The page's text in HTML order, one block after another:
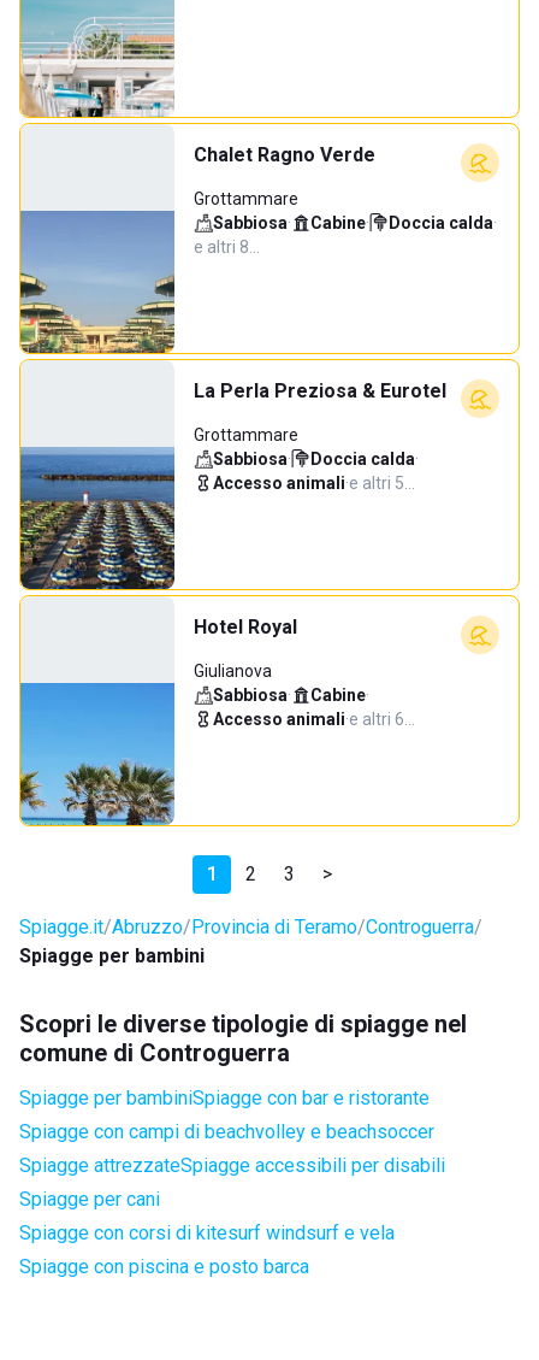
Chalet Ragno Verde
Grottammare
Sabbiosa· Cabine· Doccia calda·
e altri 8…
La Perla Preziosa & Eurotel
Grottammare
Sabbiosa· Doccia calda·
Accesso animali·e altri 5…
Hotel Royal
Giulianova
Sabbiosa· Cabine·
Accesso animali·e altri 6…
1 2 3 >
Spiagge.it Abruzzo Provincia di Teramo Controguerra
Spiagge per bambini
Scopri le diverse tipologie di spiagge nel
comune di Controguerra
Spiagge per bambiniSpiagge con bar e ristorante
Spiagge con campi di beachvolley e beachsoccer
Spiagge attrezzateSpiagge accessibili per disabili
Spiagge per cani
Spiagge con corsi di kitesurf windsurf e vela
Spiagge con piscina e posto barca